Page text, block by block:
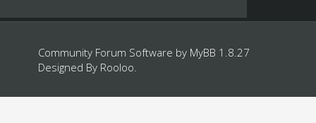
Community Forum Software by MyBB 1.8.27
Designed By Rooloo.